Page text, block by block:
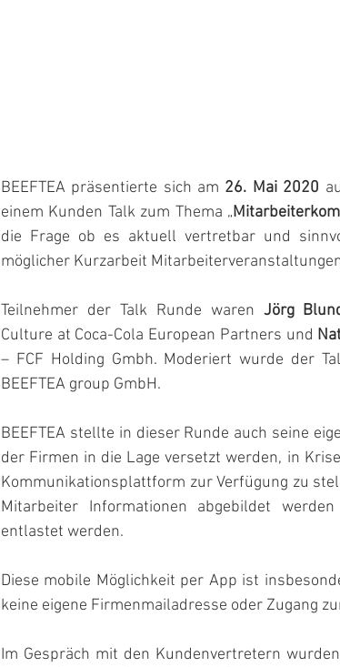
BEEFTEA präsentierte sich am 26. Mai 2020
einem Kunden Talk zum Thema „
die Frage ob es aktuell vertretbar und
möglicher Kurzarbeit
Teilnehmer der Talk Runde waren Jörg
Culture at Coca-Cola European Partners und
– FCF Holding Gmbh. Moderiert wurde der
BEEFTEA group GmbH.
BEEFTEA stellte in dieser Runde auch seine
der Firmen in die Lage versetzt werden, in
Kommunikationsplattform zur Verfügung zu
Mitarbeiter Informationen abgebildet
entlastet werden.
Diese mobile Möglichkeit per App ist
keine eigene Firmenmailadresse oder Zugang
Im Gespräch mit den Kundenvertretern